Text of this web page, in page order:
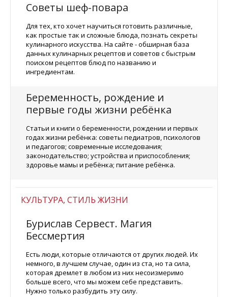
Советы шеф-повара
Для тех, кто хочет научиться готовить различные,
как простые так и сложные блюда, познать секреты
кулинарного искусства. На сайте - обширная база
данных кулинарных рецептов и советов с быстрым
поиском рецептов блюд по названию и
ингредиентам.
Беременность, рождение и
первые годы жизни ребёнка
Статьи и книги о беременности, рождении и первых
годах жизни ребёнка: советы педиатров, психологов
и педагогов; современные исследования;
законодательство; устройства и приспособления;
здоровье мамы и ребёнка; питание ребёнка.
КУЛЬТУРА, СТИЛЬ ЖИЗНИ
Бурислав Сервест. Магия
Бессмертия
Есть люди, которые отличаются от других людей. Их
немного, в лучшем случае, один из ста, но та сила,
которая дремлет в любом из них несоизмеримо
больше всего, что мы можем себе представить.
Нужно только разбудить эту силу.